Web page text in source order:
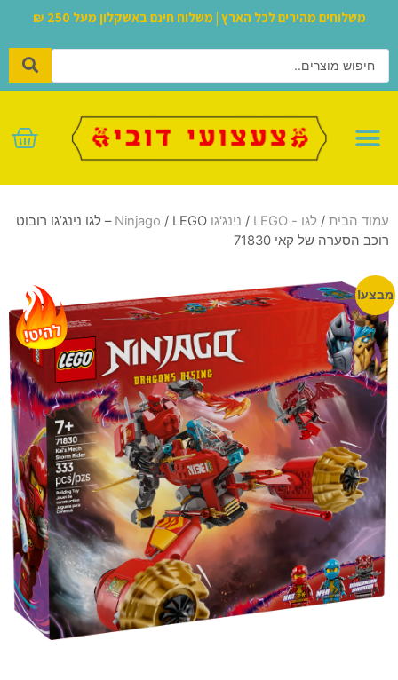
משלוחים מהירים לכל הארץ | משלוח חינם באשקלון מעל 250 ₪
עמוד הבית / לגו - LEGO / נינג'גו Ninjago
/ LEGO – לגו נינג’גו רובוט
רוכב הסערה של קאי 71830
מבצע!